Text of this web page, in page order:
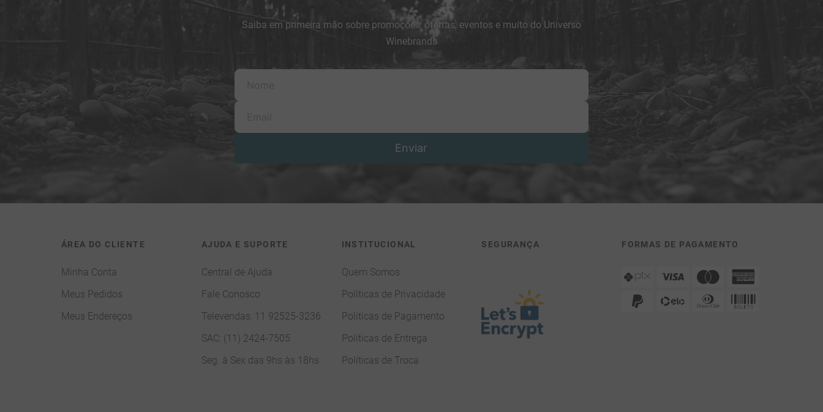
Saiba em primeira mão sobre promoções, ofertas, eventos e muito do Universo
Winebrands
Enviar
ÁREA DO CLIENTE
Minha Conta
Meus Pedidos
Meus Endereços
AJUDA E SUPORTE
Central de Ajuda
Fale Conosco
Televendas: 11 92525-3236
SAC: (11) 2424-7505
Seg. à Sex das 9hs às 18hs
INSTITUCIONAL
Quem Somos
Políticas de Privacidade
Politicas de Pagamento
Políticas de Entrega
Políticas de Troca
SEGURANÇA FORMAS DE PAGAMENTO